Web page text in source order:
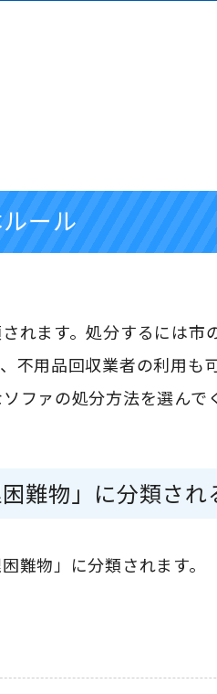
095
間365日対応最短
ール
れます。処分するには市
用品回収業者の利用も可
ファの処分方法を選んで
難物」に分類され
難物」に分類されます。